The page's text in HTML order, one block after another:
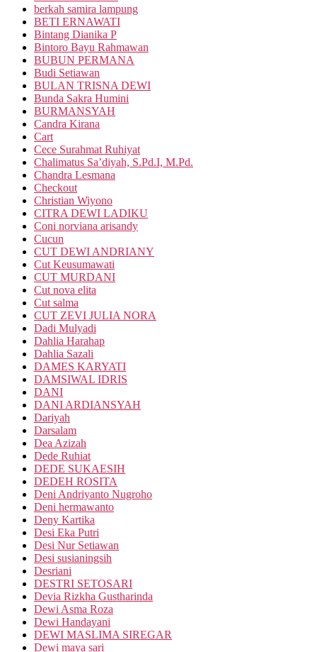
berkah samira lampung
BETI ERNAWATI
Bintang Dianika P
Bintoro Bayu Rahmawan
BUBUN PERMANA
Budi Setiawan
BULAN TRISNA DEWI
Bunda Sakra Humini
BURMANSYAH
Candra Kirana
Cart
Cece Surahmat Ruhiyat
Chalimatus Sa’diyah, S.Pd.I, M.Pd.
Chandra Lesmana
Checkout
Christian Wiyono
CITRA DEWI LADIKU
Coni norviana arisandy
Cucun
CUT DEWI ANDRIANY
Cut Keusumawati
CUT MURDANI
Cut nova elita
Cut salma
CUT ZEVI JULIA NORA
Dadi Mulyadi
Dahlia Harahap
Dahlia Sazali
DAMES KARYATI
DAMSIWAL IDRIS
DANI
DANI ARDIANSYAH
Dariyah
Darsalam
Dea Azizah
Dede Ruhiat
DEDE SUKAESIH
DEDEH ROSITA
Deni Andriyanto Nugroho
Deni hermawanto
Deny Kartika
Desi Eka Putri
Desi Nur Setiawan
Desi susianingsih
Desriani
DESTRI SETOSARI
Devia Rizkha Gustharinda
Dewi Asma Roza
Dewi Handayani
DEWI MASLIMA SIREGAR
Dewi maya sari